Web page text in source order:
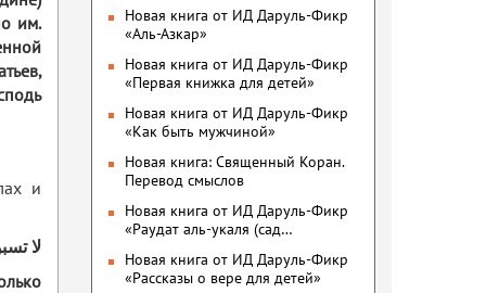
им.
и
لا
Новая книга от ИД Даруль-Фикр
«Аль-Азкар»
Новая книга от ИД Даруль-Фикр
«Первая книжка для детей»
Новая книга от ИД Даруль-Фикр
«Как быть мужчиной»
Новая книга: Священный Коран.
Перевод смыслов
Новая книга от ИД Даруль-Фикр
«Раудат аль-укаля (cад
благородных)»
Новая книга от ИД Даруль-Фикр
«Рассказы о вере для детей»